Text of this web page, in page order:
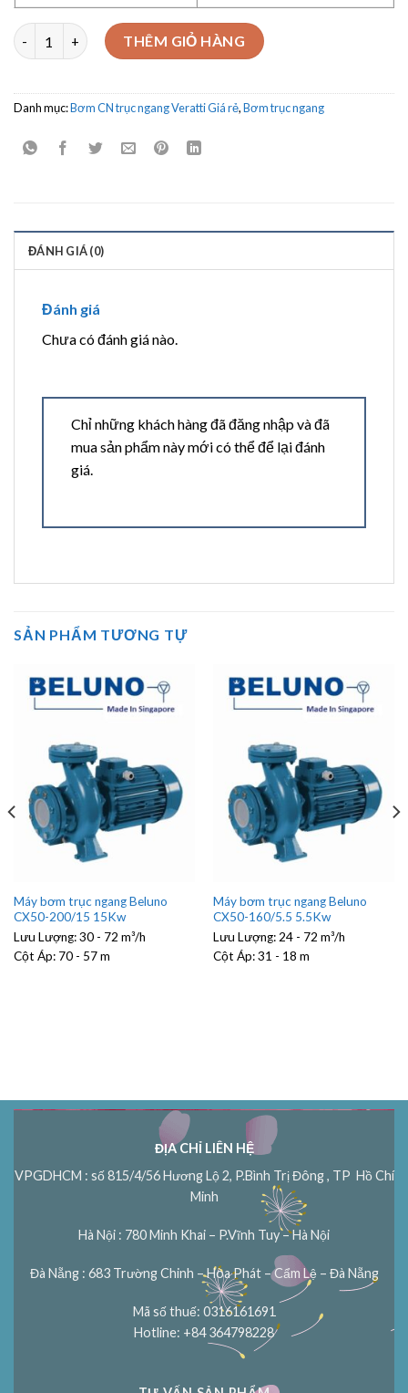
Máy bơm trục ngang Veratti CS40-250/11 11Kw số lượng
THÊM GIỎ HÀNG
Danh mục:Bơm CN trục ngang Veratti Giá rẻ,Bơm trục ngang
ĐÁNH GIÁ (0)
Đánh giá
Chưa có đánh giá nào.
Chỉ những khách hàng đã đăng nhập và đã
mua sản phẩm này mới có thể để lại đánh
giá.
SẢN PHẨM TƯƠNG TỰ
Máy bơm trục ngang Beluno
CX50-200/15 15Kw
Lưu Lượng:30 - 72 m³/h
Cột Áp: 70 - 57 m
Máy bơm trục ngang Beluno
CX50-160/5.5 5.5Kw
Lưu Lượng: 24 - 72 m³/h
Cột Áp:31 - 18 m
ĐỊA CHỈ LIÊN HỆ
VPGDHCM : số 815/4/56 Hương Lộ 2, P.Bình Trị Đông , TP Hồ Chí
Minh
Hà Nội : 780 Minh Khai – P.Vĩnh Tuy – Hà Nội
Đà Nẵng : 683 Trường Chinh – Hòa Phát – Cẩm Lệ – Đà Nẵng
Mã số thuế: 0316161691
Hotline: +84 364798228